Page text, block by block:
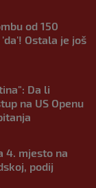
od 150
Ostala je još
Da li
na US Openu
4. mjesto na
podij